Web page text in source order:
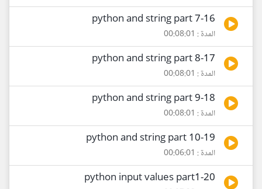
16-python and string part 7
المدة : 00:08:01
17-python and string part 8
المدة : 00:08:01
18-python and string part 9
المدة : 00:08:01
19-python and string part 10
المدة : 00:06:01
20-python input values part1